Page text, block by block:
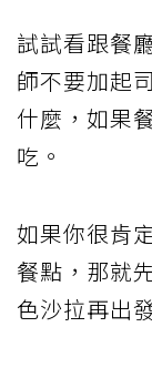
試試看跟餐
師不要加起
什麼，如果
吃。
如果你很肯
餐點，那就
色沙拉再出